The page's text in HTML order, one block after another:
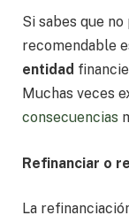
Si sabes que
recomendable
entidad
Muchas veces
consecuencias
Refinanciar o
La